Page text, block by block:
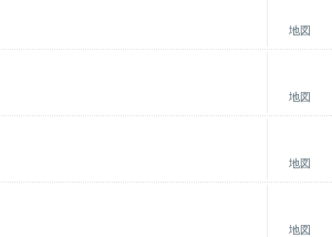
地図
地図
地図
地図